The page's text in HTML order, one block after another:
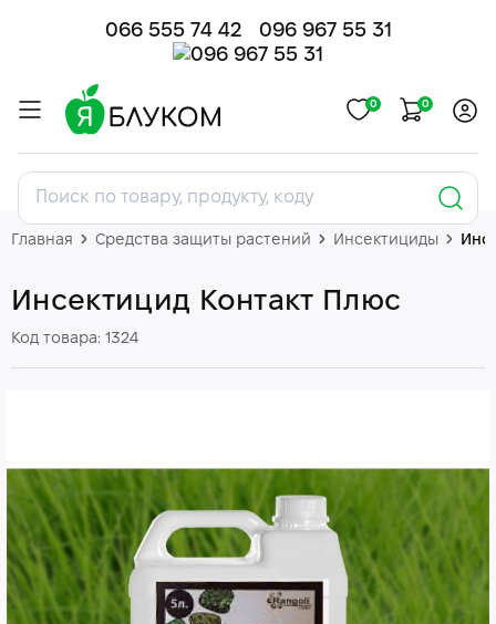
066 555 74 42 096 967 55 31
0 0
Главная Средства защиты растений Инсектициды
Инсектицид Контакт Плюс
Код товара: 1324